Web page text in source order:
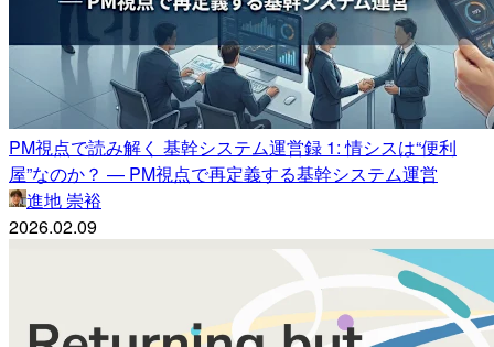
PM視点で読み解く 基幹システム運営録 1: 情シスは“便利
屋”なのか？ — PM視点で再定義する基幹システム運営
進地 崇裕
2026.02.09